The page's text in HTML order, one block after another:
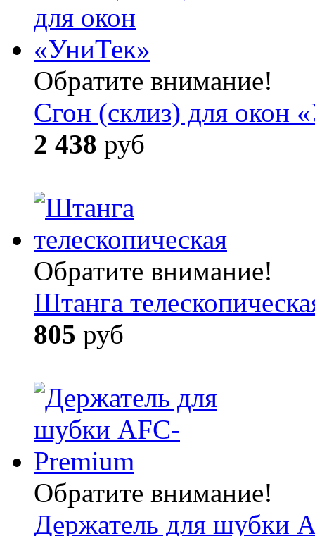
Обратите внимание!
Сгон (склиз) для окон
2 438 руб
Обратите внимание!
Штанга
805 руб
Обратите внимание!
Держатель для шубки